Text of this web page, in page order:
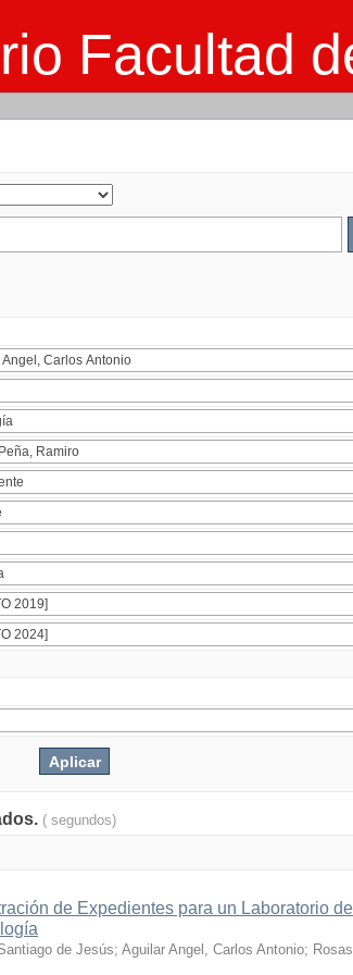
Facultad
( segundos)
de Expedientes para un Laboratorio de
de Jesús; Aguilar Angel, Carlos Antonio;